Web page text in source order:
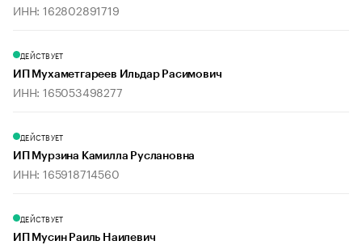
ИНН: 162802891719
ДЕЙСТВУЕТ
ИП Мухаметгареев Ильдар Расимович
ИНН: 165053498277
ДЕЙСТВУЕТ
ИП Мурзина Камилла Руслановна
ИНН: 165918714560
ДЕЙСТВУЕТ
ИП Мусин Раиль Наилевич